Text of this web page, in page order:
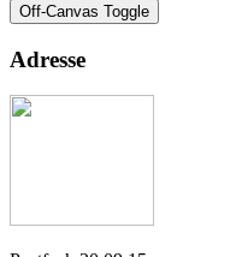
Off-Canvas Toggle
Adresse